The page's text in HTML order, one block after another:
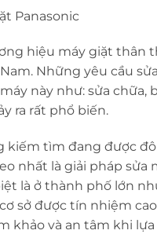
Panasonic
hiệu máy giặt thân
Những yêu cầu
này như: sửa chữa,
ra rất phổ biến.
kiếm tìm đang được
nhất là giải pháp sửa
là ở thành phố lớn
sở được tín nhiệm
khảo và an tâm khi lựa